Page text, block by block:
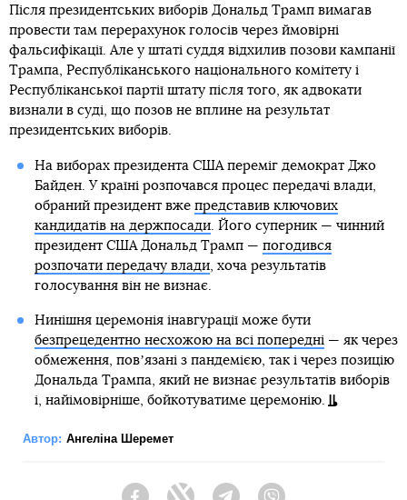
Після президентських виборів Дональд Трамп вимагав
провести там перерахунок голосів через ймовірні
фальсифікації. Але у штаті суддя відхилив позови кампанії
Трампа, Республіканського національного комітету і
Республіканської партії штату після того, як адвокати
визнали в суді, що позов не вплине на результат
президентських виборів.
На виборах президента США переміг демократ Джо
Байден. У країні розпочався процес передачі влади,
обраний президент вже представив ключових
кандидатів на держпосади. Його суперник — чинний
президент США Дональд Трамп — погодився
розпочати передачу влади, хоча результатів
голосування він не визнає.
Нинішня церемонія інавгурації може бути
безпрецедентно несхожою на всі попередні — як через
обмеження, повʼязані з пандемією, так і через позицію
Дональда Трампа, який не визнає результатів виборів
і, найімовірніше, бойкотуватиме церемонію.
Автор: Ангеліна Шеремет